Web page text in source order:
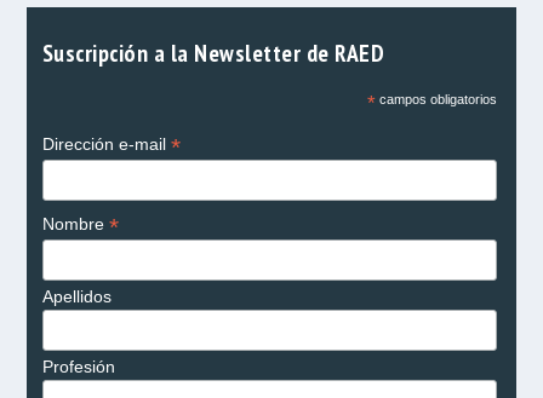
Suscripción a la Newsletter de RAED
*campos obligatorios
Dirección e-mail *
Nombre *
Apellidos
Profesión